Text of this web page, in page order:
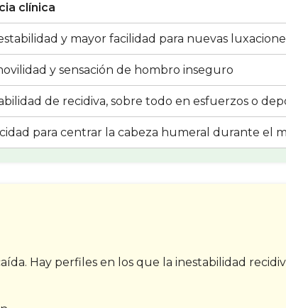
clínica
y mayor facilidad para nuevas
y sensación de hombro inseguro
de recidiva, sobre todo en esfuerzos o
para centrar la cabeza humeral durante el
Hay perfiles en los que la inestabilidad